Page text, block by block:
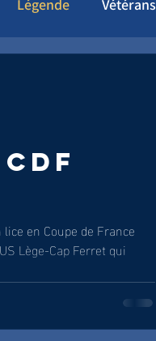
Légende Vétérans
en Coupe de France
Lège-Cap Ferret qui